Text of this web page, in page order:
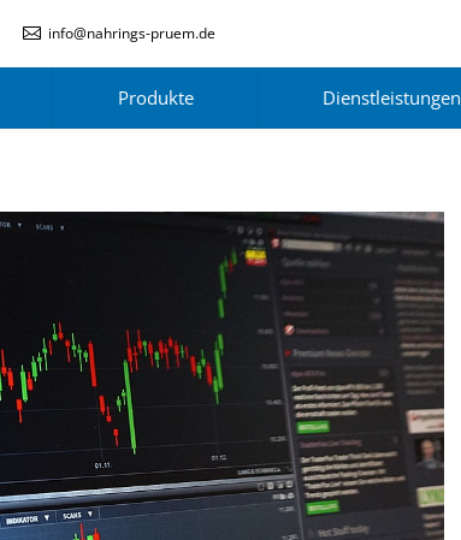
info@nahrings-pruem.de
Produkte Dienstleistungen